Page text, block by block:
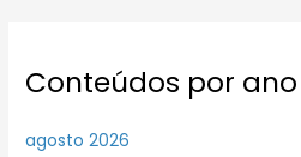
Conteúdos por ano
agosto 2026